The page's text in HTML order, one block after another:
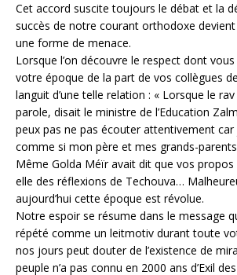
Cet accord suscite toujours le débat et la
succès de notre courant orthodoxe
une forme de menace.
Lorsque l’on découvre le respect dont vous
votre époque de la part de vos collègues
languit d’une telle relation : « Lorsque le
parole, disait le ministre de l’Education
peux pas ne pas écouter attentivement car
comme si mon père et mes grands-
Même Golda Méïr avait dit que vos propos
elle des réflexions de Techouva…
aujourd’hui cette époque est révolue.
Notre espoir se résume dans le message
répété comme un leitmotiv durant toute
nos jours peut douter de l’existence de
peuple n’a pas connu en 2000 ans d’Exil